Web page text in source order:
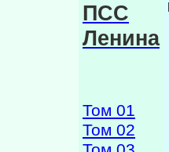
ПСС
Ленина
Том 01
Том 02